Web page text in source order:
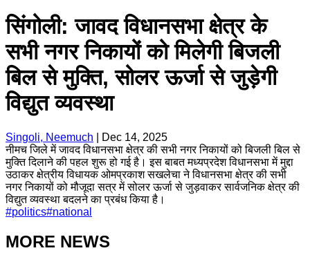
सिंगोली: जावद विधानसभा क्षेत्र के
सभी नगर निकायों को मिलेगी बिजली
बिल से मुक्ति, सोलर ऊर्जा से जुड़ेगी
विद्युत व्यवस्था
Singoli, Neemuch
Dec 14, 2025
नीमच जिले में जावद विधानसभा क्षेत्र की सभी नगर निकायों को बिजली बिल से
मुक्ति दिलाने की पहल शुरू हो गई है। इस बाबत मध्यप्रदेश विधानसभा में मुद्दा
उठाकर क्षेत्रीय विधायक ओमप्रकाश सखलेचा ने विधानसभा क्षेत्र की सभी
नगर निकायों को मौजूदा सत्र में सोलर ऊर्जा से जुड़वाकर सार्वजनिक क्षेत्र की
विद्युत व्यवस्था बदलने का प्रबंध किया है।
#politics#national
MORE NEWS